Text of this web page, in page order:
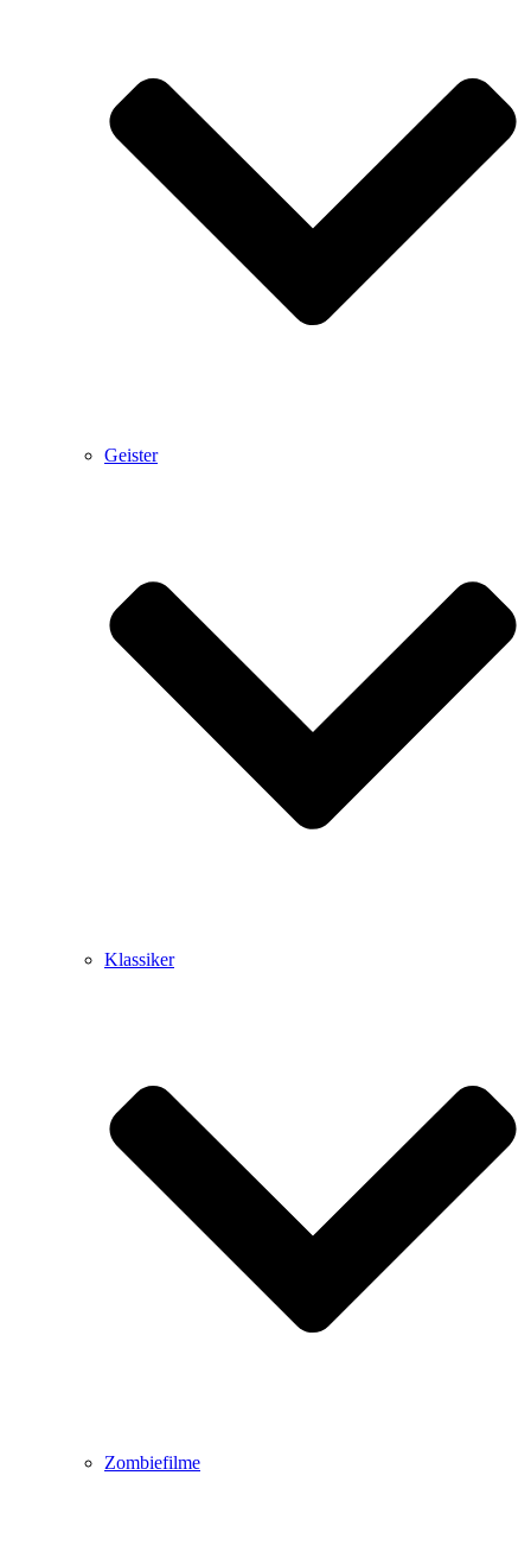
Geister
Klassiker
Zombiefilme